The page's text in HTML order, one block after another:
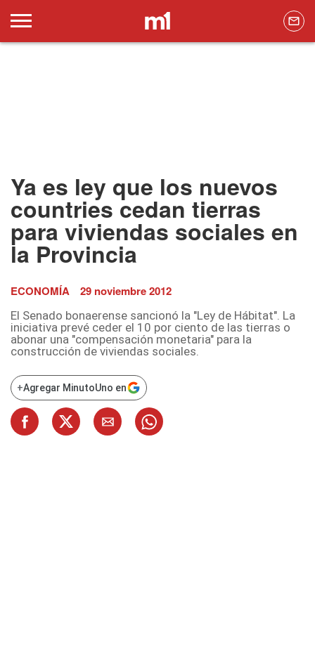
Ya es ley que los nuevos
countries cedan tierras
para viviendas sociales en
la Provincia
ECONOMÍA 29 noviembre 2012
El Senado bonaerense sancionó la "Ley de Hábitat". La
iniciativa prevé ceder el 10 por ciento de las tierras o
abonar una "compensación monetaria" para la
construcción de viviendas sociales.
+Agregar MinutoUno en